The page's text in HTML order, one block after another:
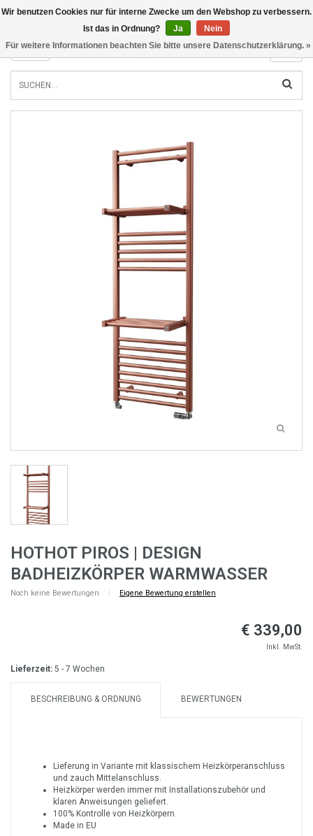
INFO@RADIATORS.SHOP
MENU
HOTHOT PIROS | DESIGN
BADHEIZKÖRPER WARMWASSER
Noch keine Bewertungen Eigene Bewertung erstellen
€ 339,00
Inkl. MwSt.
Lieferzeit: 5 - 7 Wochen
BESCHREIBUNG & ORDNUNG BEWERTUNGEN
Lieferung in Variante mit klassischem Heizkörperanschluss
und zauch Mittelanschluss.
Heizkörper werden immer mit Installationszubehör und
klaren Anweisungen geliefert.
100% Kontrolle von Heizkörpern.
Made in EU
Wir benutzen Cookies nur für interne Zwecke um den Webshop zu verbessern.
Ist das in Ordnung?
Ja
Nein
Für weitere Informationen beachten Sie bitte unsere Datenschutzerklärung. »